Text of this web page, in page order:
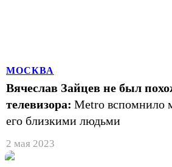
МОСКВА
Вячеслав Зайцев не был
телевизора: Metro вспомнило
его близкими людьми
2 мая 2023